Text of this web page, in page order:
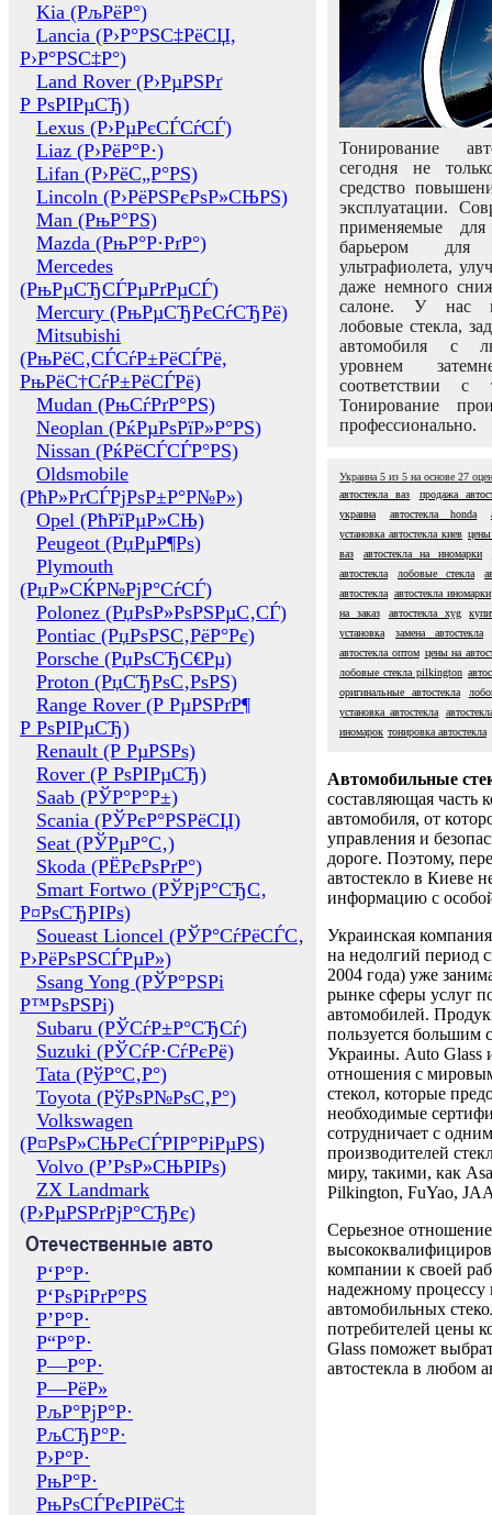
Kia (РљРёР°)
Lancia (Р›Р°РЅС‡РёСЏ,
Р›Р°РЅС‡Р°)
Land Rover (Р›РµРЅРґ
Р РѕРІРµСЂ)
Lexus (Р›РµРєСЃСѓСЃ)
Liaz (Р›РёР°Р·)
Lifan (Р›РёС„Р°РЅ)
Lincoln (Р›РёРЅРєРѕР»СЊРЅ)
Man (РњР°РЅ)
Mazda (РњР°Р·РґР°)
Mercedes
(РњРµСЂСЃРµРґРµСЃ)
Mercury (РњРµСЂРєСѓСЂРё)
Mitsubishi
(РњРёС‚СЃСѓР±РёСЃРё,
РњРёС†СѓР±РёСЃРё)
Mudan (РњСѓРґР°РЅ)
Neoplan (РќРµРѕРїР»Р°РЅ)
Nissan (РќРёСЃСЃР°РЅ)
Oldsmobile
(РћР»РґСЃРјРѕР±Р°Р№Р»)
Opel (РћРїРµР»СЊ)
Peugeot (РџРµР¶Рѕ)
Plymouth
(РџР»СЌР№РјР°СѓСЃ)
Polonez (РџРѕР»РѕРЅРµС‚СЃ)
Pontiac (РџРѕРЅС‚РёР°Рє)
Porsche (РџРѕСЂС€Рµ)
Proton (РџСЂРѕС‚РѕРЅ)
Range Rover (Р РµРЅРґР¶
Р РѕРІРµСЂ)
Renault (Р РµРЅРѕ)
Rover (Р РѕРІРµСЂ)
Saab (РЎР°Р°Р±)
Scania (РЎРєР°РЅРёСЏ)
Seat (РЎРµР°С‚)
Skoda (РЁРєРѕРґР°)
Smart Fortwo (РЎРјР°СЂС‚
Р¤РѕСЂРІРѕ)
Soueast Lioncel (РЎР°СѓРёСЃС‚
Р›РёРѕРЅСЃРµР»)
Ssang Yong (РЎР°РЅРі
Р™РѕРЅРі)
Subaru (РЎСѓР±Р°СЂСѓ)
Suzuki (РЎСѓР·СѓРєРё)
Tata (РўР°С‚Р°)
Toyota (РўРѕР№РѕС‚Р°)
Volkswagen
(Р¤РѕР»СЊРєСЃРІР°РіРµРЅ)
Volvo (Р’РѕР»СЊРІРѕ)
ZX Landmark
(Р›РµРЅРґРјР°СЂРє)
Отечественные авто
Р‘Р°Р·
Р‘РѕРіРґР°РЅ
Р’Р°Р·
Р“Р°Р·
Р—Р°Р·
Р—РёР»
РљР°РјР°Р·
РљСЂР°Р·
Р›Р°Р·
РњР°Р·
РњРѕСЃРєРІРёС‡
Тонирование
сегодня не
средство
эксплуатации.
применяемые
барьером для
ультрафиолета,
даже немного
салоне. У нас
лобовые стекла,
автомобиля с
уровнем
соответствии с
Тонирование
профессионально.
Украина 5 из 5 на основе 27
автостекла ваз
продажа
украина
автостекла honda
установка автостекла киев цены
ваз
автостекла на иномарки
автостекла
лобовые стекла
автостекла автостекла иномарки
на заказ
автостекла xyg
установка
замена автостекла
автостекла оптом цены на
лобовые стекла pilkington
оригинальные автостекла
установка автостекла
иномарок тонировка автостекла
Автомобильные
составляющая часть
автомобиля, от
управления и
дороге. Поэтому,
автостекло в Киеве
информацию с
Украинская
на недолгий период
2004 года) уже
рынке сферы услуг
автомобилей.
пользуется большим
Украины. Auto Glass
отношения с
стекол, которые
необходимые
сотрудничает с
производителей
миру, такими, как
Pilkington, FuYao,
Серьезное отношение
компании к своей
надежному процессу
автомобильных
потребителей цены
Glass поможет
автостекла в любом